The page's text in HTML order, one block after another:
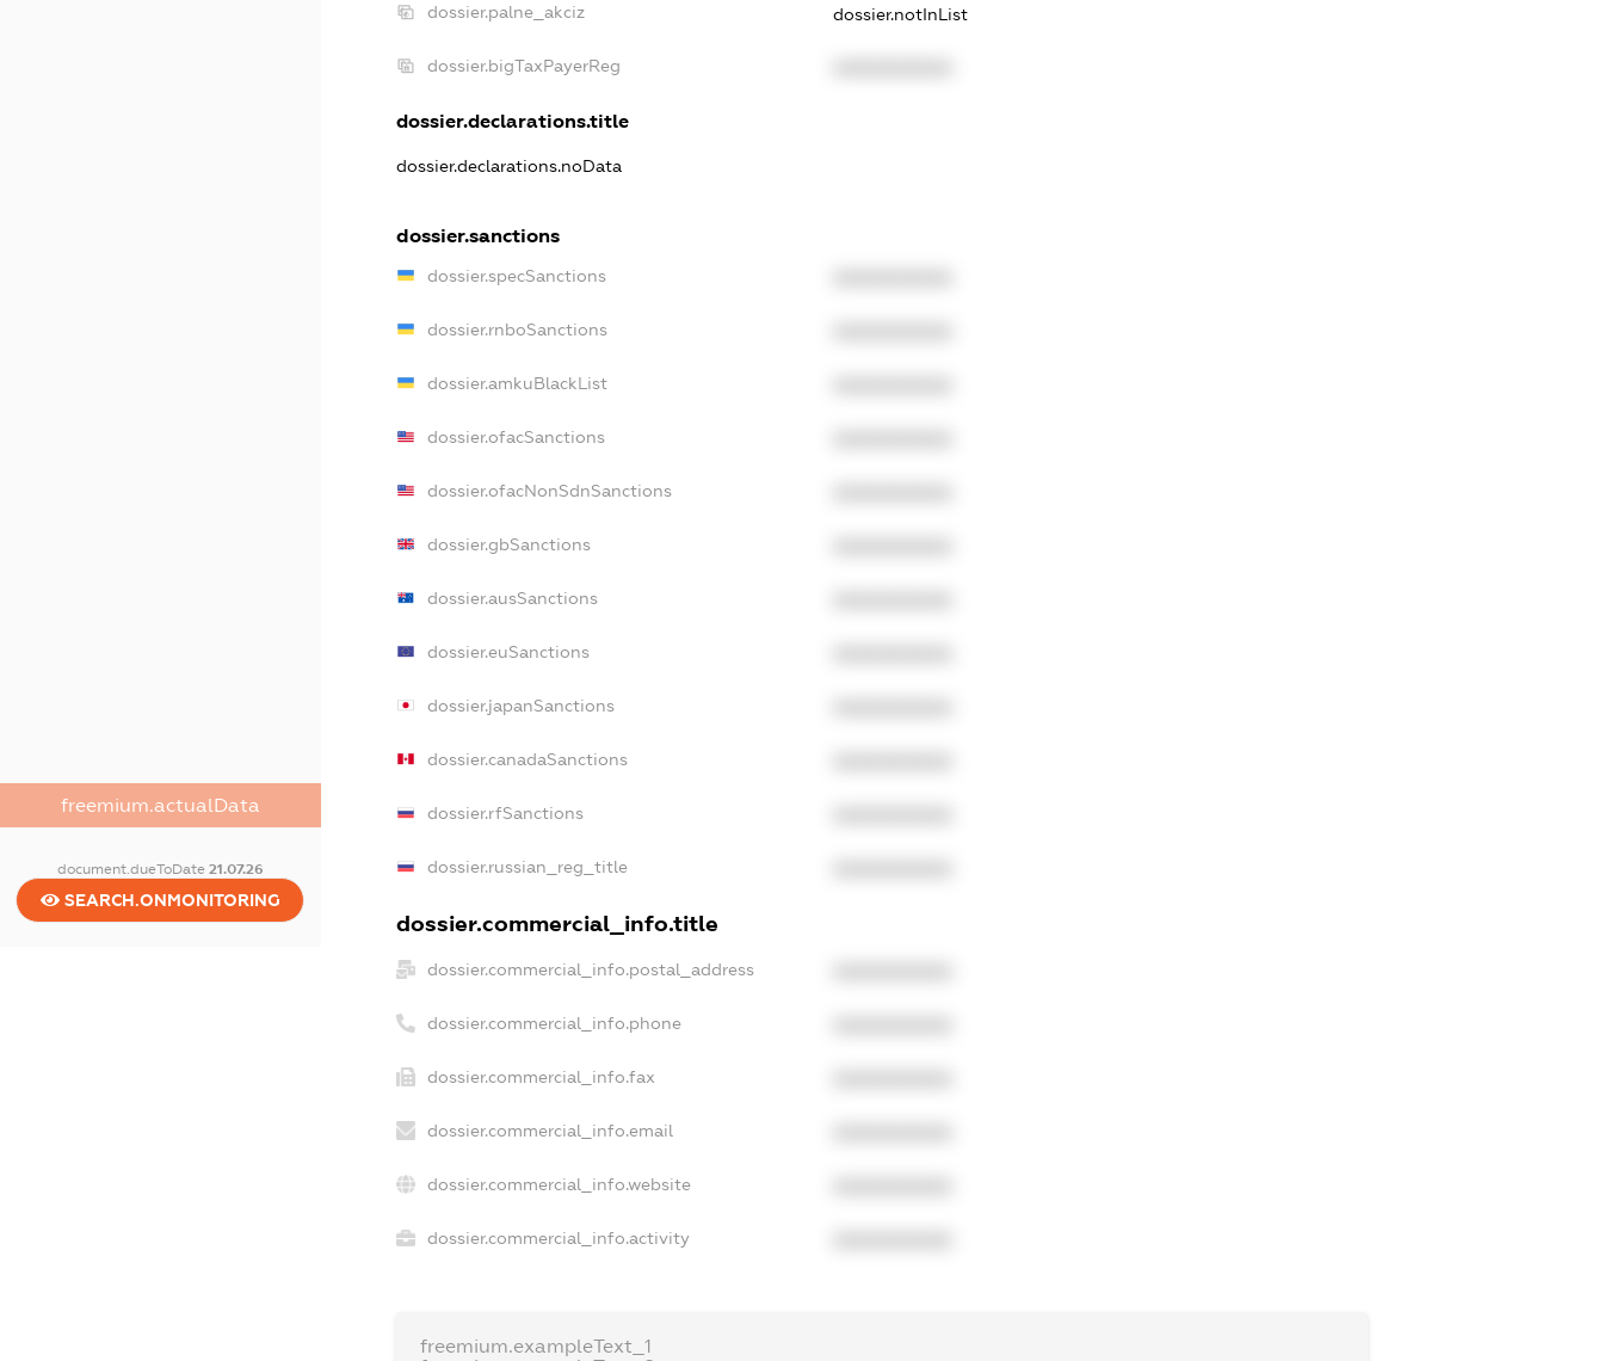
freemium.actualData
document.dueToDate 21.07.26
SEARCH.ONMONITORING
dossier.palne_akciz dossier.notInList
dossier.bigTaxPayerReg
dossier.declarations.title
dossier.declarations.noData
dossier.sanctions
dossier.specSanctions
dossier.rnboSanctions
dossier.amkuBlackList
dossier.ofacSanctions
dossier.ofacNonSdnSanctions
dossier.gbSanctions
dossier.ausSanctions
dossier.euSanctions
dossier.japanSanctions
dossier.canadaSanctions
dossier.rfSanctions
dossier.russian_reg_title
dossier.commercial_info.title
dossier.commercial_info.postal_address
dossier.commercial_info.phone
dossier.commercial_info.fax
dossier.commercial_info.email
dossier.commercial_info.website
dossier.commercial_info.activity
freemium.exampleText_1